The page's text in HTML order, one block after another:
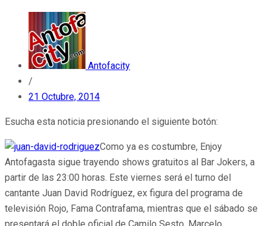
Antofacity
/
21 Octubre, 2014
Esucha esta noticia presionando el siguiente botón:
Como ya es costumbre, Enjoy
Antofagasta sigue trayendo shows gratuitos al Bar Jokers, a
partir de las 23:00 horas. Este viernes será el turno del
cantante Juan David Rodríguez, ex figura del programa de
televisión Rojo, Fama Contrafama, mientras que el sábado se